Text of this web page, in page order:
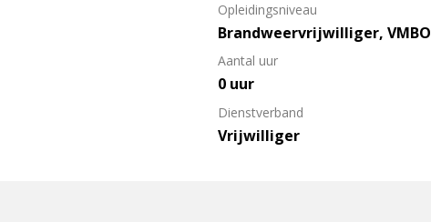
Opleidingsniveau
Brandweervrijwilliger, VMBO
Aantal uur
0 uur
Dienstverband
Vrijwilliger